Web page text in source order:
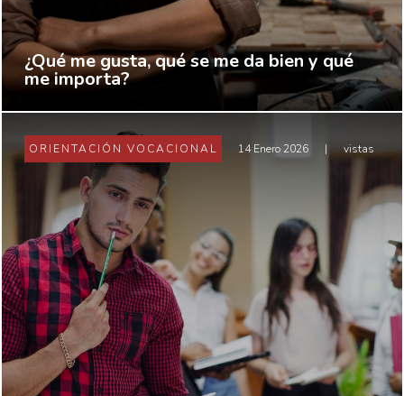
¿Qué me gusta, qué se me da bien y qué
me importa?
ORIENTACIÓN VOCACIONAL 14 Enero 2026 | vistas